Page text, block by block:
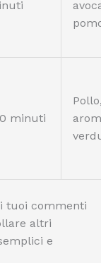
minuti
tuoi commenti
altri
e